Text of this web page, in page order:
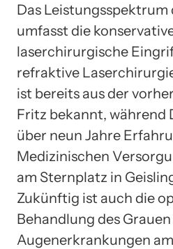
Das Leistungsspektrum
umfasst die
laserchirurgische
refraktive
ist bereits aus der
Fritz bekannt, während
über neun Jahre
Medizinischen
am Sternplatz in
Zukünftig ist auch die
Behandlung des
Augenerkrankungen